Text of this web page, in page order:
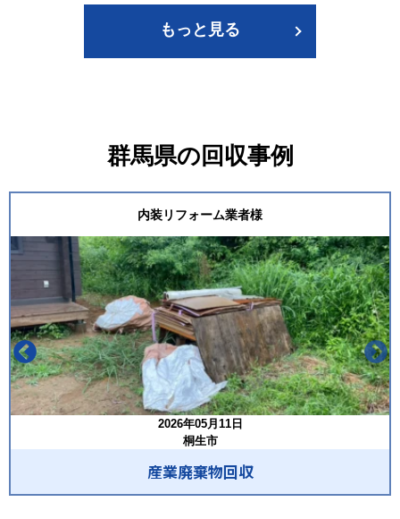
もっと見る
群馬県の回収事例
内装リフォーム業者様
2026年05月11日
桐生市
産業廃棄物回収